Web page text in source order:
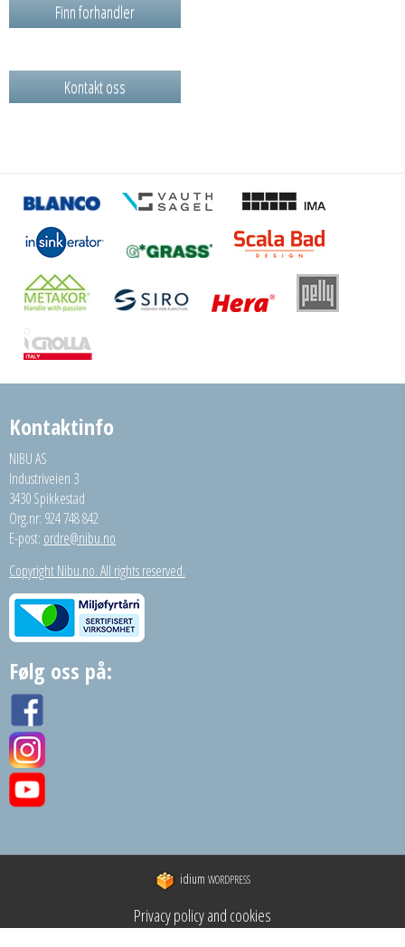
Finn forhandler
Kontakt oss
Kontaktinfo
NIBU AS
Industriveien 3
3430 Spikkestad
Org.nr: 924 748 842
E-post: ordre@nibu.no
Copyright Nibu.no. All rights reserved.
Følg oss på:
idium WORDPRESS
Privacy policy and cookies